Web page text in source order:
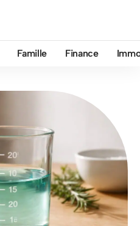
Famille Finance